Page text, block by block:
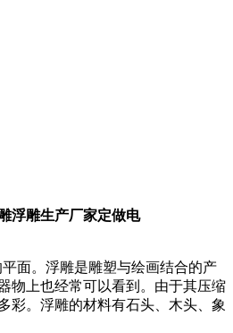
浮雕生产厂家定做电
面。浮雕是雕塑与绘画结合的产
物上也经常可以看到。由于其压缩
彩。浮雕的材料有石头、木头、象